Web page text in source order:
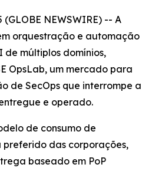
(GLOBE NEWSWIRE) -- A
orquestração e automação
múltiplos domínios,
OpsLab, um mercado para
de SecOps que interrompe a
e operado.
de consumo de
das corporações,
baseado em PoP